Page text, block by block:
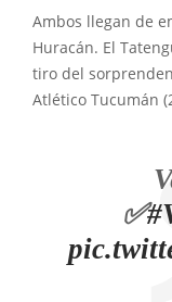
Ambos llegan de
Huracán. El
tiro del
Atlético Tucumán
✅